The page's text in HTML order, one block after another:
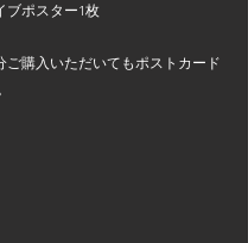
ブポスター1枚
ご購入いただいてもポストカード